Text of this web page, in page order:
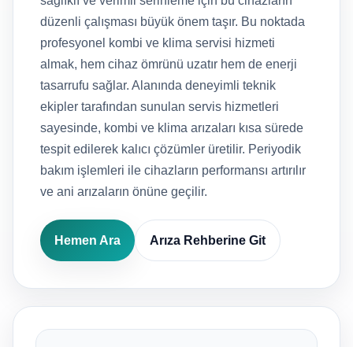
düzenli çalışması büyük önem taşır. Bu noktada
profesyonel kombi ve klima servisi hizmeti
almak, hem cihaz ömrünü uzatır hem de enerji
tasarrufu sağlar. Alanında deneyimli teknik
ekipler tarafından sunulan servis hizmetleri
sayesinde, kombi ve klima arızaları kısa sürede
tespit edilerek kalıcı çözümler üretilir. Periyodik
bakım işlemleri ile cihazların performansı artırılır
ve ani arızaların önüne geçilir.
Hemen Ara Arıza Rehberine Git